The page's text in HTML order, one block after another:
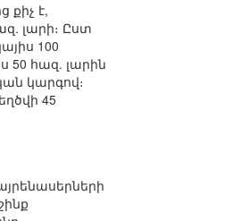
քիչ է,
լարի։ Ըստ
100
հազ. լարին
կարգով։
45